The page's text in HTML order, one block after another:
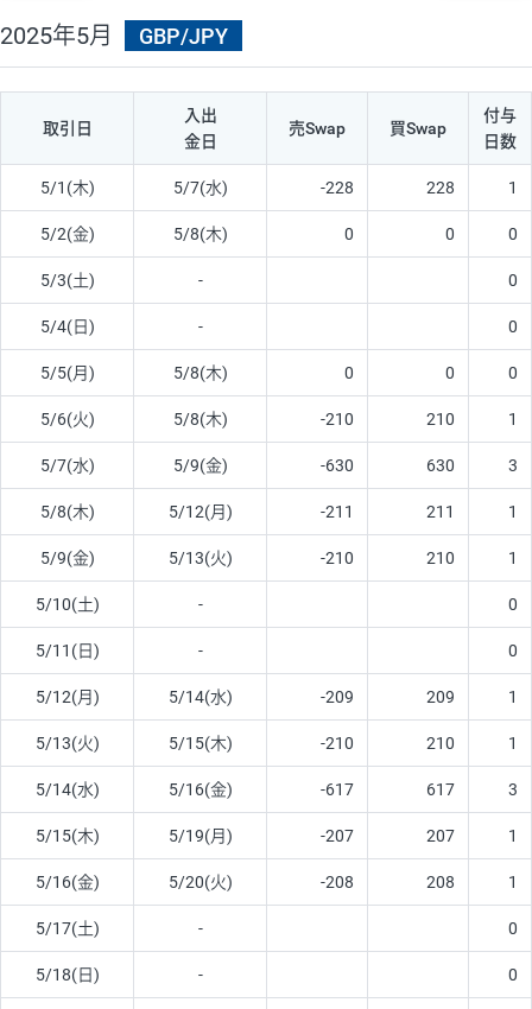
2025年5月 GBP/JPY
取引日
入出
金日
売Swap 買Swap
付与
日数
5/1(木) 5/7(水) -228 228 1
5/2(金) 5/8(木) 0 0 0
5/3(土) - 0
5/4(日) - 0
5/5(月) 5/8(木) 0 0 0
5/6(火) 5/8(木) -210 210 1
5/7(水) 5/9(金) -630 630 3
5/8(木) 5/12(月) -211 211 1
5/9(金) 5/13(火) -210 210 1
5/10(土) - 0
5/11(日) - 0
5/12(月) 5/14(水) -209 209 1
5/13(火) 5/15(木) -210 210 1
5/14(水) 5/16(金) -617 617 3
5/15(木) 5/19(月) -207 207 1
5/16(金) 5/20(火) -208 208 1
5/17(土) - 0
5/18(日) - 0